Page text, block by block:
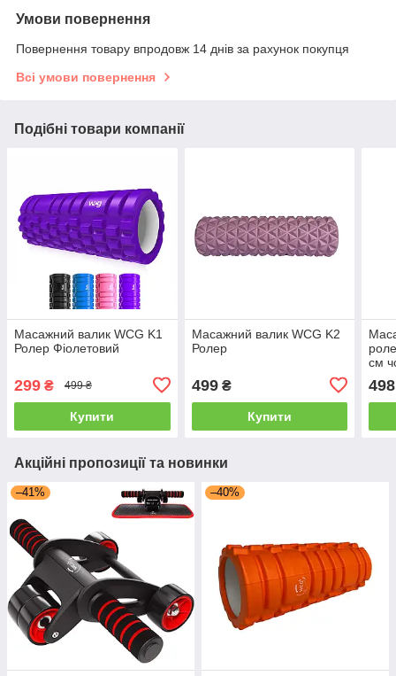
Умови повернення
Повернення товару впродовж 14 днів за рахунок покупця
Всі умови повернення
Подібні товари компанії
Масажний валик WCG K1
Ролер Фіолетовий
299 ₴ 499 ₴
Купити
Масажний валик WCG K2
Ролер
499₴
Купити
см
498
Акційні пропозиції та новинки
–41% –40%